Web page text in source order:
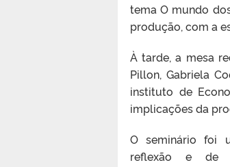
tema O mundo
produção, com a
À tarde, a mesa
Pillon, Gabriela
instituto de
implicações da
O seminário foi
reflexão e de